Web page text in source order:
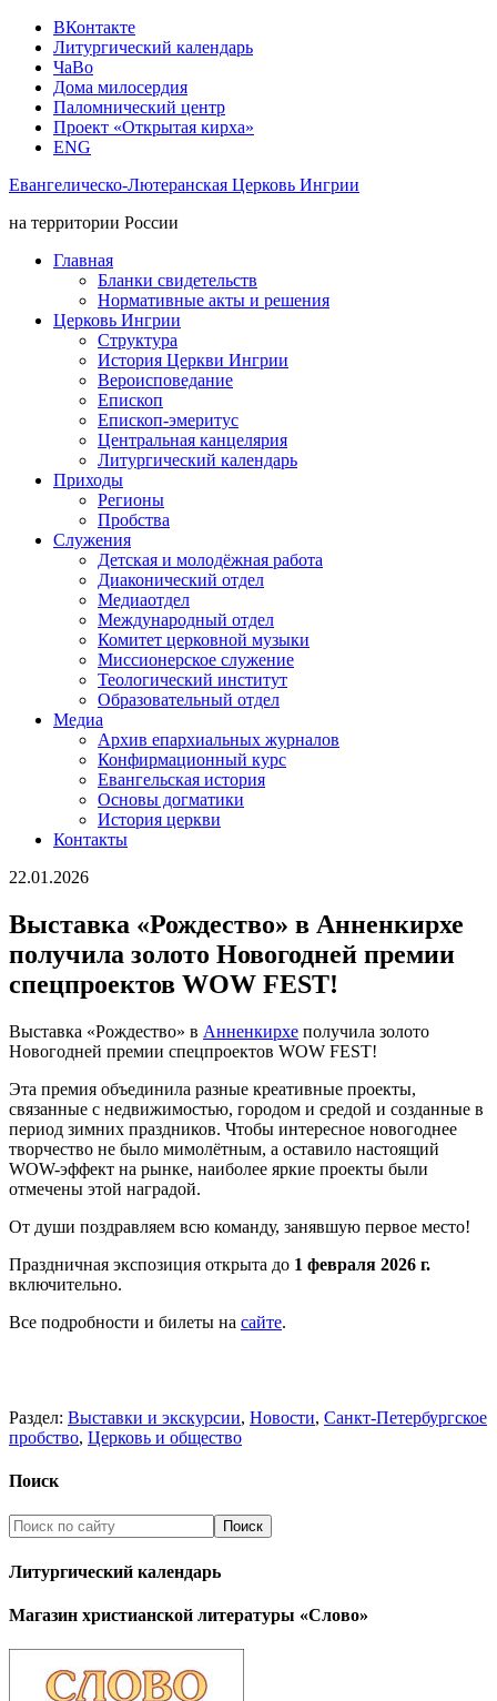
ВКонтакте
Литургический календарь
ЧаВо
Дома милосердия
Паломнический центр
Проект «Открытая кирха»
ENG
Евангелическо-Лютеранская Церковь Ингрии
на территории России
Главная
Бланки свидетельств
Нормативные акты и решения
Церковь Ингрии
Структура
История Церкви Ингрии
Вероисповедание
Епископ
Епископ-эмеритус
Центральная канцелярия
Литургический календарь
Приходы
Регионы
Пробства
Служения
Детская и молодёжная работа
Диаконический отдел
Медиаотдел
Международный отдел
Комитет церковной музыки
Миссионерское служение
Теологический институт
Образовательный отдел
Медиа
Архив епархиальных журналов
Конфирмационный курс
Евангельская история
Основы догматики
История церкви
Контакты
22.01.2026
Выставка «Рождество» в Анненкирхе
получила золото Новогодней премии
спецпроектов WOW FEST!
Выставка «Рождество» в Анненкирхе получила золото
Новогодней премии спецпроектов WOW FEST!
Эта премия объединила разные креативные проекты,
связанные с недвижимостью, городом и средой и созданные в
период зимних праздников. Чтобы интересное новогоднее
творчество не было мимолётным, а оставило настоящий
WOW-эффект на рынке, наиболее яркие проекты были
отмечены этой наградой.
От души поздравляем всю команду, занявшую первое место!
Праздничная экспозиция открыта до 1 февраля 2026 г.
включительно.
Все подробности и билеты на сайте.
Раздел: Выставки и экскурсии, Новости, Санкт-Петербургское
пробство, Церковь и общество
Поиск
Литургический календарь
Магазин христианской литературы «Слово»